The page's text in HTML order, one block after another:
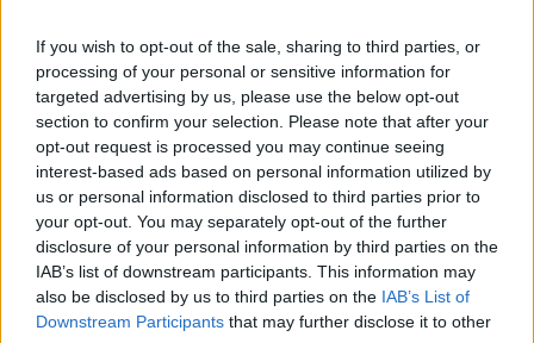
If you wish to opt-out of the sale, sharing to third parties, or
processing of your personal or sensitive information for
targeted advertising by us, please use the below opt-out
section to confirm your selection. Please note that after your
opt-out request is processed you may continue seeing
interest-based ads based on personal information utilized by
us or personal information disclosed to third parties prior to
your opt-out. You may separately opt-out of the further
disclosure of your personal information by third parties on the
IAB’s list of downstream participants. This information may
also be disclosed by us to third parties on the IAB’s List of
Downstream Participants that may further disclose it to other
19:24
Τελικός Super Cup: Τί απαντά ο πρόεδρος της ΕΠΣΗ Νίκος
Τζώρτζογλου στα περί "αποκλεισμού" του Συλλόγου
Αλατσατιανών
19:02
Ιωάννα Τούνη: Τα γενέθλιά της και οι ευχές του
συντρόφου της
Υπεγράφη από τον Ευ. Τουρνά η επαύξηση των ωρών
απασχόλησης των εποχικών πυροσβεστών